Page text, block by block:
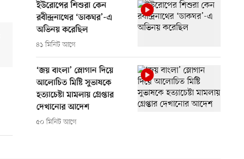
ইউরোপের শিশুরা কেন
রবীন্দ্রনাথের ‘ডাকঘর’-এ
অভিনয় করেছিল
৪১ মিনিট আগে
‘জয় বাংলা’ স্লোগান দিয়ে
আলোচিত মিষ্টি সুভাষকে
হত্যাচেষ্টা মামলায় গ্রেপ্তার
দেখানোর আদেশ
৫০ মিনিট আগে